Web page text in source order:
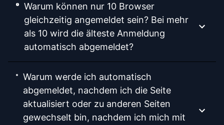
Warum können nur 10 Browser
gleichzeitig angemeldet sein? Bei mehr
als 10 wird die älteste Anmeldung
automatisch abgemeldet?
Warum werde ich automatisch
abgemeldet, nachdem ich die Seite
aktualisiert oder zu anderen Seiten
gewechselt bin, nachdem ich mich mit